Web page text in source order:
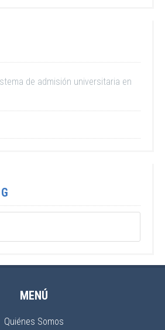
de admisión universitaria en
MENÚ
Quiénes Somos